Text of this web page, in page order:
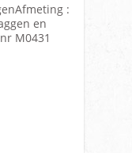
:
en
M0431